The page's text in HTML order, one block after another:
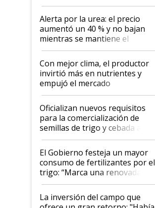
Alerta por la urea: el precio
aumentó un 40 % y no bajan
mientras se mantiene el
conflicto en Medio Oriente
Con mejor clima, el productor
invirtió más en nutrientes y
empujó el mercado
Oficializan nuevos requisitos
para la comercialización de
semillas de trigo y cebada a
granel
El Gobierno festeja un mayor
consumo de fertilizantes por el
trigo: “Marca una renovada
confianza de los productores”
La inversión del campo que